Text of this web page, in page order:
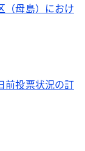
母島）におけ
投票状況の訂